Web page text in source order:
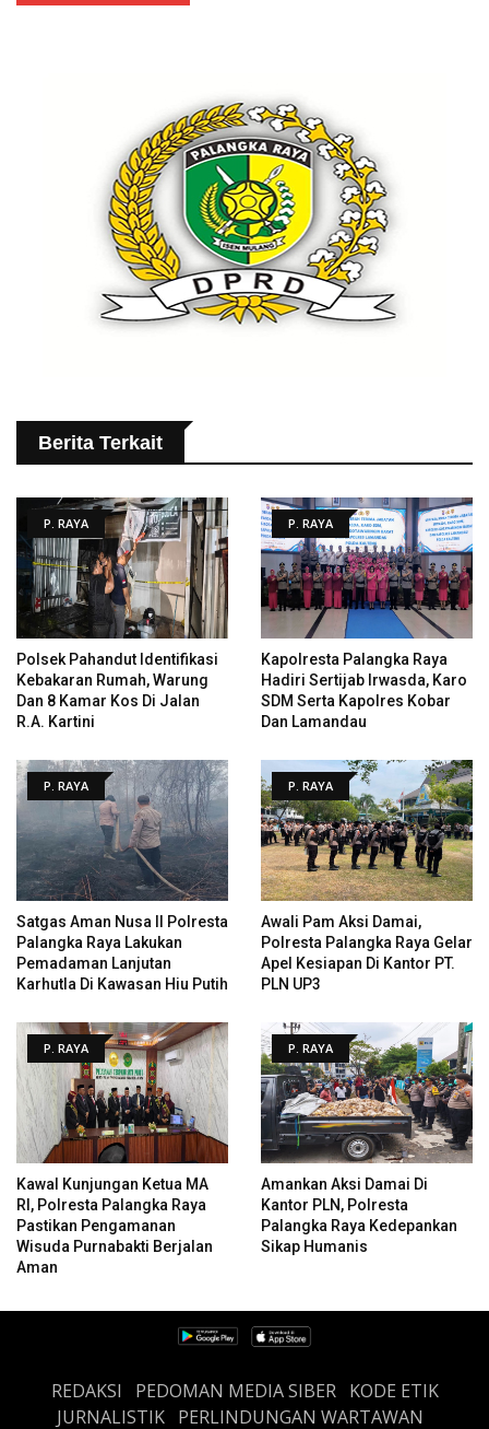
Berita Terkait
P. RAYA
Polsek Pahandut Identifikasi
Kebakaran Rumah, Warung
Dan 8 Kamar Kos Di Jalan
R.A. Kartini
P. RAYA
Kapolresta Palangka Raya
Hadiri Sertijab Irwasda, Karo
SDM Serta Kapolres Kobar
Dan Lamandau
P. RAYA
Satgas Aman Nusa II Polresta
Palangka Raya Lakukan
Pemadaman Lanjutan
Karhutla Di Kawasan Hiu Putih
P. RAYA
Awali Pam Aksi Damai,
Polresta Palangka Raya Gelar
Apel Kesiapan Di Kantor PT.
PLN UP3
P. RAYA
Kawal Kunjungan Ketua MA
RI, Polresta Palangka Raya
Pastikan Pengamanan
Wisuda Purnabakti Berjalan
Aman
P. RAYA
Amankan Aksi Damai Di
Kantor PLN, Polresta
Palangka Raya Kedepankan
Sikap Humanis
REDAKSI PEDOMAN MEDIA SIBER
KODE ETIK
JURNALISTIK PERLINDUNGAN WARTAWAN